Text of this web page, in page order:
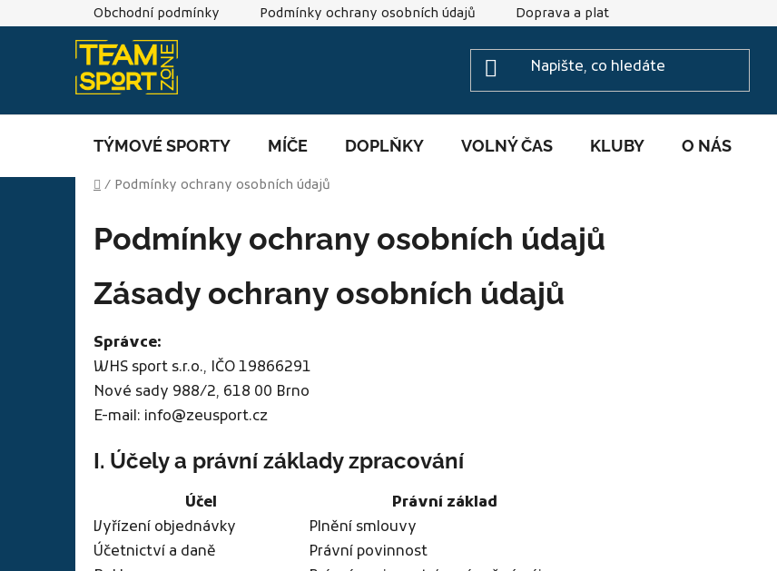
na
Obchodní podmínky Podmínky ochrany osobních údajů Doprava a platba
TÝMOVÉ SPORTY MÍČE DOPLŇKY VOLNÝ ČAS KLUBY O NÁS
Domů
/ Podmínky ochrany osobních údajů
Podmínky ochrany osobních údajů
Zásady ochrany osobních údajů
Správce:
WHS sport s.r.o., IČO 19866291
Nové sady 988/2, 618 00 Brno
E-mail: info@zeusport.cz
I. Účely a právní základy zpracování
Účel
Právní základ
Vyřízení objednávky
Plnění smlouvy
Účetnictví a daně
Právní povinnost